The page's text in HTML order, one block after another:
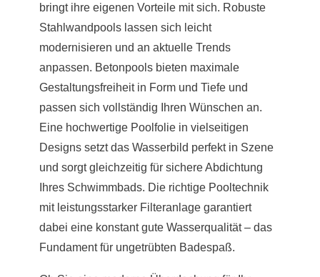
bringt ihre eigenen Vorteile mit sich. Robuste
Stahlwandpools lassen sich leicht
modernisieren und an aktuelle Trends
anpassen. Betonpools bieten maximale
Gestaltungsfreiheit in Form und Tiefe und
passen sich vollständig Ihren Wünschen an.
Eine hochwertige Poolfolie in vielseitigen
Designs setzt das Wasserbild perfekt in Szene
und sorgt gleichzeitig für sichere Abdichtung
Ihres Schwimmbads. Die richtige Pooltechnik
mit leistungsstarker Filteranlage garantiert
dabei eine konstant gute Wasserqualität – das
Fundament für ungetrübten Badespaß.